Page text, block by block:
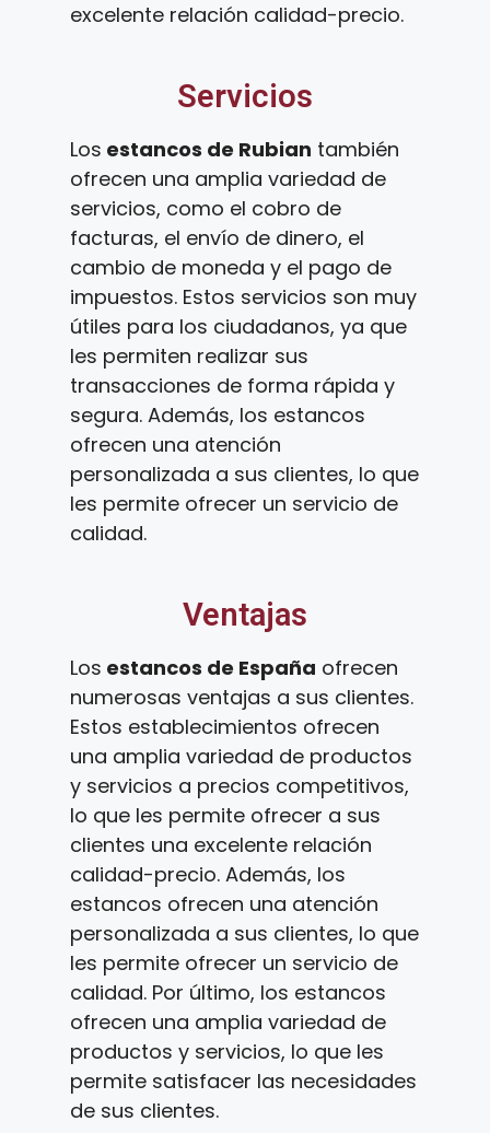
excelente relación calidad-precio.
Servicios
Los estancos de Rubian también
ofrecen una amplia variedad de
servicios, como el cobro de
facturas, el envío de dinero, el
cambio de moneda y el pago de
impuestos. Estos servicios son muy
útiles para los ciudadanos, ya que
les permiten realizar sus
transacciones de forma rápida y
segura. Además, los estancos
ofrecen una atención
personalizada a sus clientes, lo que
les permite ofrecer un servicio de
calidad.
Ventajas
Los estancos de España ofrecen
numerosas ventajas a sus clientes.
Estos establecimientos ofrecen
una amplia variedad de productos
y servicios a precios competitivos,
lo que les permite ofrecer a sus
clientes una excelente relación
calidad-precio. Además, los
estancos ofrecen una atención
personalizada a sus clientes, lo que
les permite ofrecer un servicio de
calidad. Por último, los estancos
ofrecen una amplia variedad de
productos y servicios, lo que les
permite satisfacer las necesidades
de sus clientes.